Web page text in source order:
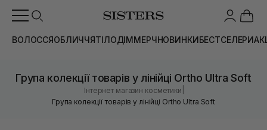
ВОЛОССЯОБЛИЧЧЯТІЛОДІММЕРЧНОВИНКИБЕСТСЕЛЕРИ
Група колекції товарів у лінійці Ortho Ultra Soft
Інтернет магазин косметики
Група колекції товарів у лінійці Ortho Ultra Soft